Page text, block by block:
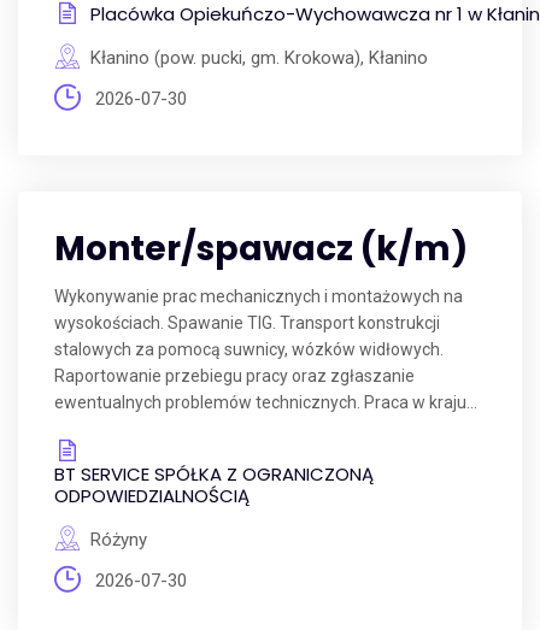
Placówka Opiekuńczo-Wychowawcza nr 1 w
Kłanino (pow. pucki, gm. Krokowa), Kłanino
2026-07-30
Monter/spawacz (k/m)
Wykonywanie prac mechanicznych i montażowych na
wysokościach. Spawanie TIG. Transport konstrukcji
stalowych za pomocą suwnicy, wózków widłowych.
Raportowanie przebiegu pracy oraz zgłaszanie
ewentualnych problemów technicznych. Praca w kraju...
BT SERVICE SPÓŁKA Z OGRANICZONĄ
ODPOWIEDZIALNOŚCIĄ
Różyny
2026-07-30